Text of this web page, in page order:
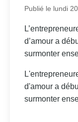
Publié le lundi
d’amour a
surmonter
d'amour a
surmonter